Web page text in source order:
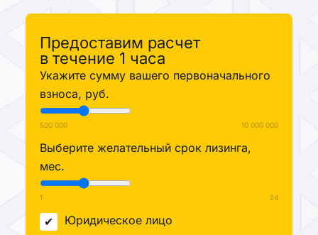
Предоставим расчет
в течение 1 часа
Укажите сумму вашего первоначального
взноса, руб.
500 000 10 000 000
Выберите желательный срок лизинга,
мес.
1 24
Юридическое лицо